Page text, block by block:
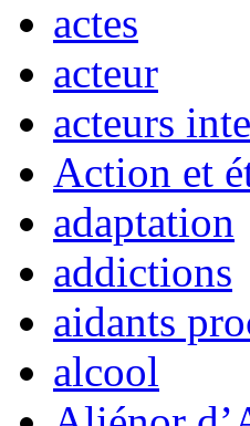
actes
acteur
acteurs
Action et
adaptation
addictions
aidants
alcool